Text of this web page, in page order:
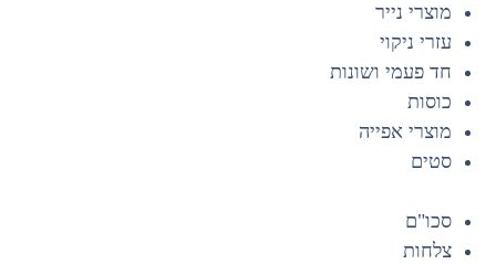
מוצרי נייר
עזרי ניקוי
חד פעמי ושונות
כוסות
מוצרי אפייה
סטים
סכו"ם
צלחות